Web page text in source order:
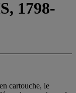
1798-
cartouche, le